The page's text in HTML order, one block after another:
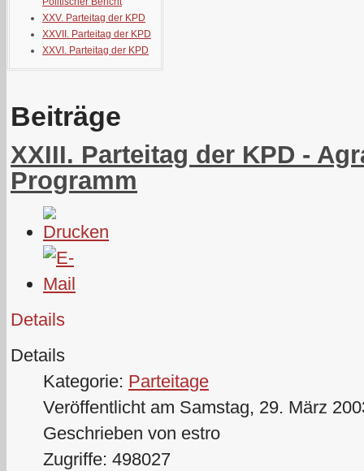
XXV. Parteitag der KPD
XXVII. Parteitag der KPD
XXVI. Parteitag der KPD
Beiträge
XXIII. Parteitag der KPD -
Programm
Details
Details
Kategorie: Parteitage
Veröffentlicht am Samstag, 29. März
Geschrieben von estro
Zugriffe: 498027